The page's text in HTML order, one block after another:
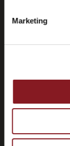
Marketing